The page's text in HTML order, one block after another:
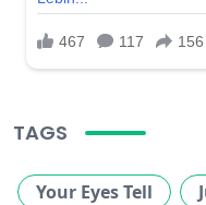
TAGS
Your Eyes Tell